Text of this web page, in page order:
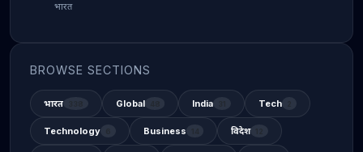
भारत
BROWSE SECTIONS
भारत Global India Tech
Technology Business विदेश